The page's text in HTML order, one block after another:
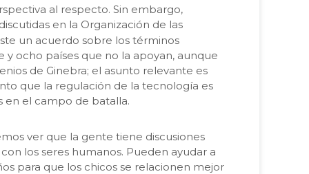
al respecto. Sin embargo,
en la Organización de las
un acuerdo sobre los términos
y ocho países que no la apoyan, aunque
de Ginebra; el asunto relevante es
que la regulación de la tecnología es
en el campo de batalla.
ver que la gente tiene discusiones
los seres humanos. Pueden ayudar a
para que los chicos se relacionen mejor